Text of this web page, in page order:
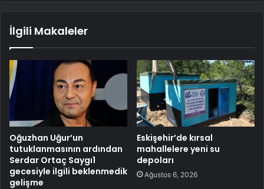
İlgili Makaleler
Oğuzhan Uğur’un
tutuklanmasının ardından
Serdar Ortaç Saygı1
gecesiyle ilgili beklenmedik
gelişme
Eskişehir’de kırsal
mahallelere yeni su
depoları
Ağustos 6, 2026